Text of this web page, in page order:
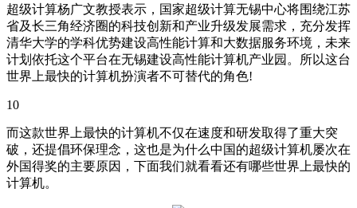
超级计算杨广文教授表示，国家超级计算无锡中心将围绕江苏
省及长三角经济圈的科技创新和产业升级发展需求，充分发挥
清华大学的学科优势建设高性能计算和大数据服务环境，未来
计划依托这个平台在无锡建设高性能计算机产业园。所以这台
世界上最快的计算机扮演者不可替代的角色!
10
而这款世界上最快的计算机不仅在速度和研发取得了重大突
破，还提倡环保理念，这也是为什么中国的超级计算机屡次在
外国得奖的主要原因，下面我们就看看还有哪些世界上最快的
计算机。